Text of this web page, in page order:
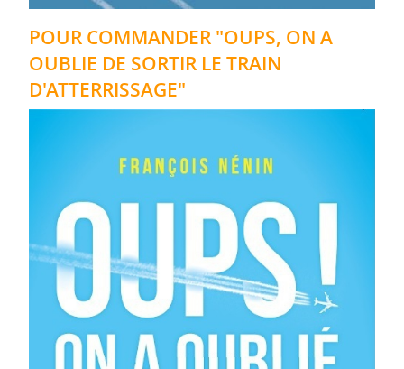
POUR COMMANDER "OUPS, ON A
OUBLIE DE SORTIR LE TRAIN
D'ATTERRISSAGE"